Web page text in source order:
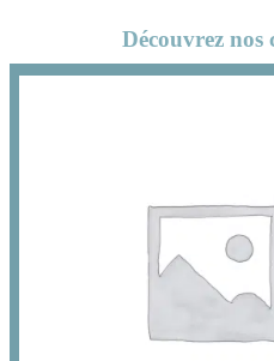
Collection arc-en-
ciel – Cadeau
Découvrez nos